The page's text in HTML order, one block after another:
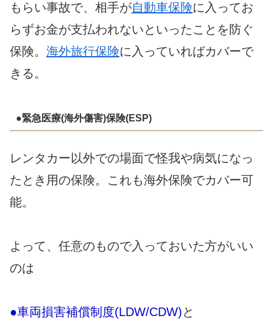
もらい事故で、相手が自動車保険に入ってお
らずお金が支払われないといったことを防ぐ
保険。 海外旅行保険に入っていればカバーで
きる。
●緊急医療(海外傷害)保険(ESP)
レンタカー以外での場面で怪我や病気になっ
たとき用の保険。これも海外保険でカバー可
能。
よって、任意のもので入っておいた方がいい
のは
●車両損害補償制度(LDW/CDW)と